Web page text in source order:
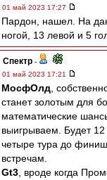
01 май 2023 17:27
Пардон, нашел. На
ногой, 13 левой и 5
Спектр -
01 май 2023 17:21
МосфОлд ,
станет золотым для
математические
выигрываем. Будет 12
четыре тура до
встречам.
Gt3 , вроде когда